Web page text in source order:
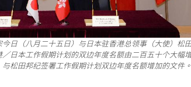
日（八月二十五日）与日本驻香港总领事（大使）松
日本工作假期计划的双边年度名额由二百五十个大幅
松田邦纪签署工作假期计划双边年度名额增加的文件。